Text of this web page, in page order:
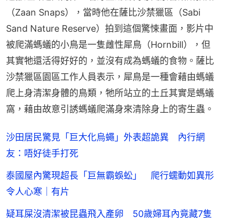
（Zaan Snaps），當時他在薩比沙禁獵區（Sabi
Sand Nature Reserve）拍到這個驚悚畫面，影片中
被爬滿螞蟻的小鳥是一隻雌性犀鳥（Hornbill），但
其實牠還活得好好的，並沒有成為螞蟻的食物。薩比
沙禁獵區園區工作人員表示，犀鳥是一種會藉由螞蟻
爬上身清潔身體的鳥類，牠所站立的土丘其實是螞蟻
窩，藉由故意引誘螞蟻爬滿身來清除身上的寄生蟲。
沙田居民驚見「巨大化烏蠅」外表超詭異 內行網
友：唔好徒手打死
泰國屋內驚現超長「巨無霸蜈蚣」 爬行蠕動如異形
令人心寒｜有片
疑耳屎沒清潔被昆蟲飛入產卵 50歲婦耳內竟藏7隻